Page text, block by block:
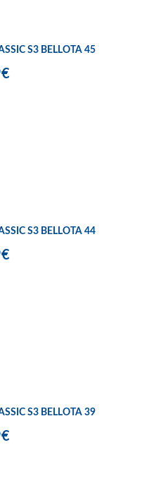
S3 BELLOTA 45
S3 BELLOTA 44
S3 BELLOTA 39